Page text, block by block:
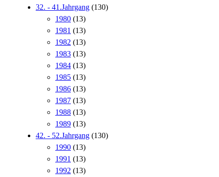
32. - 41.Jahrgang (130)
1980 (13)
1981 (13)
1982 (13)
1983 (13)
1984 (13)
1985 (13)
1986 (13)
1987 (13)
1988 (13)
1989 (13)
42. - 52.Jahrgang (130)
1990 (13)
1991 (13)
1992 (13)